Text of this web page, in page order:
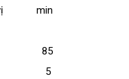
min
85
5